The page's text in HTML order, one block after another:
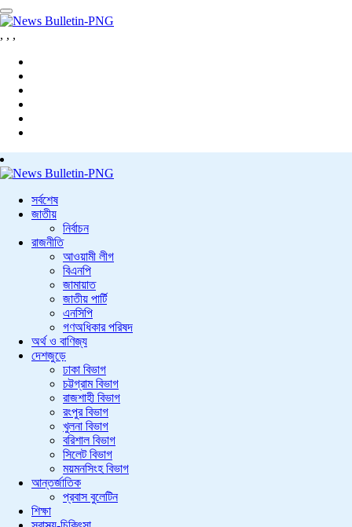
, , ,
সর্বশেষ
জাতীয়
নির্বাচন
রাজনীতি
আওয়ামী লীগ
বিএনপি
জামায়াত
জাতীয় পার্টি
এনসিপি
গণঅধিকার পরিষদ
অর্থ ও বাণিজ্য
দেশজুড়ে
ঢাকা বিভাগ
চট্টগ্রাম বিভাগ
রাজশাহী বিভাগ
রংপুর বিভাগ
খুলনা বিভাগ
বরিশাল বিভাগ
সিলেট বিভাগ
ময়মনসিংহ বিভাগ
আন্তর্জাতিক
প্রবাস বুলেটিন
শিক্ষা